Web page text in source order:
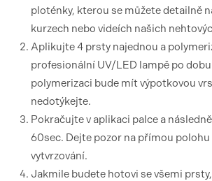
ploténky, kterou se můžete detailně
kurzech nebo videích našich
Aplikujte 4 prsty najednou a
profesionální UV/LED lampě po
polymerizaci bude mít výpotkovou
nedotýkejte.
Pokračujte v aplikaci palce a
60sec. Dejte pozor na přímou polohu
vytvrzování.
Jakmile budete hotovi se všemi